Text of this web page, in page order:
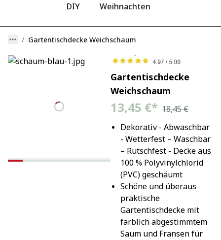
DIY
Weihnachten
Gartentischdecke Weichschaum
Gartentischdecke
Weichschaum
13,45 €* 18,45 €
Dekorativ - Abwaschbar
- Wetterfest – Waschbar
– Rutschfest - Decke aus
100 % Polyvinylchlorid
(PVC) geschäumt
Schöne und überaus
praktische
Gartentischdecke mit
farblich abgestimmtem
Saum und Fransen für